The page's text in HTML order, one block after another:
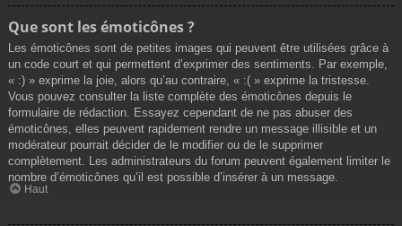
Que sont les émoticônes ?
Les émoticônes sont de petites images qui peuvent être utilisées grâce à
un code court et qui permettent d’exprimer des sentiments. Par exemple,
« :) » exprime la joie, alors qu’au contraire, « :( » exprime la tristesse.
Vous pouvez consulter la liste complète des émoticônes depuis le
formulaire de rédaction. Essayez cependant de ne pas abuser des
émoticônes, elles peuvent rapidement rendre un message illisible et un
modérateur pourrait décider de le modifier ou de le supprimer
complètement. Les administrateurs du forum peuvent également limiter le
nombre d’émoticônes qu’il est possible d’insérer à un message.
Haut